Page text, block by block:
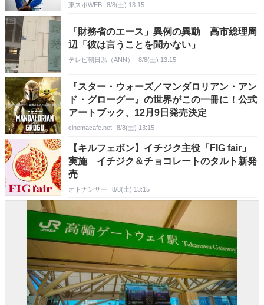
東スポWEB 8/8(土) 13:15
「財務省のエース」異例の異動 高市総理周
辺「彼は言うことを聞かない」
テレビ朝日系（ANN） 8/8(土) 13:15
『スター・ウォーズ／マンダロリアン・アン
ド・グローグー』の世界がこの一冊に！公式
アートブック、12月9日発売決定
cinemacafe.net 8/8(土) 13:15
【キルフェボン】イチジク主役「FIG fair」
実施 イチジク＆チョコレートのタルト新発
売
オトナンサー 8/8(土) 13:15